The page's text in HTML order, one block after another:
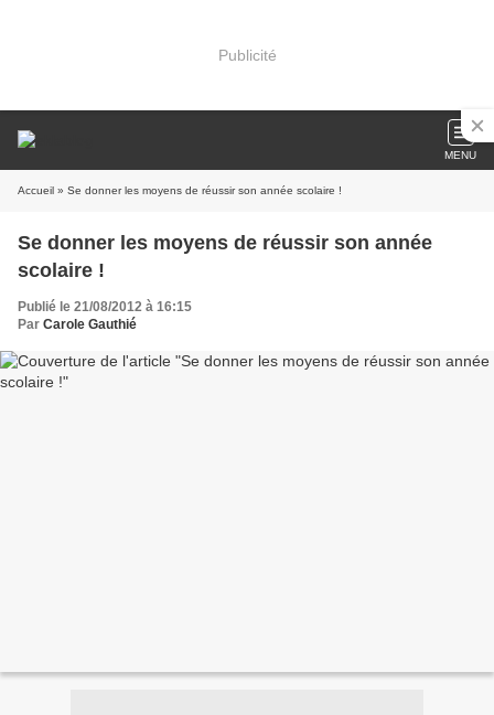
Publicité
MENU
Accueil » Se donner les moyens de réussir son année scolaire !
Se donner les moyens de réussir son année
scolaire !
Publié le 21/08/2012 à 16:15
Par Carole Gauthié